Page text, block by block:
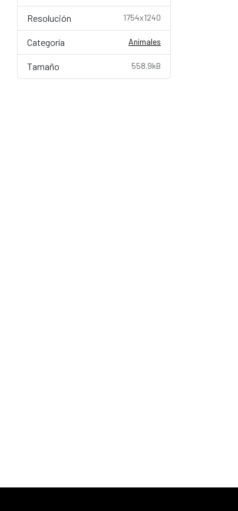
Resolución 1754x1240
Categoría Animales
Tamaño 558.9kB